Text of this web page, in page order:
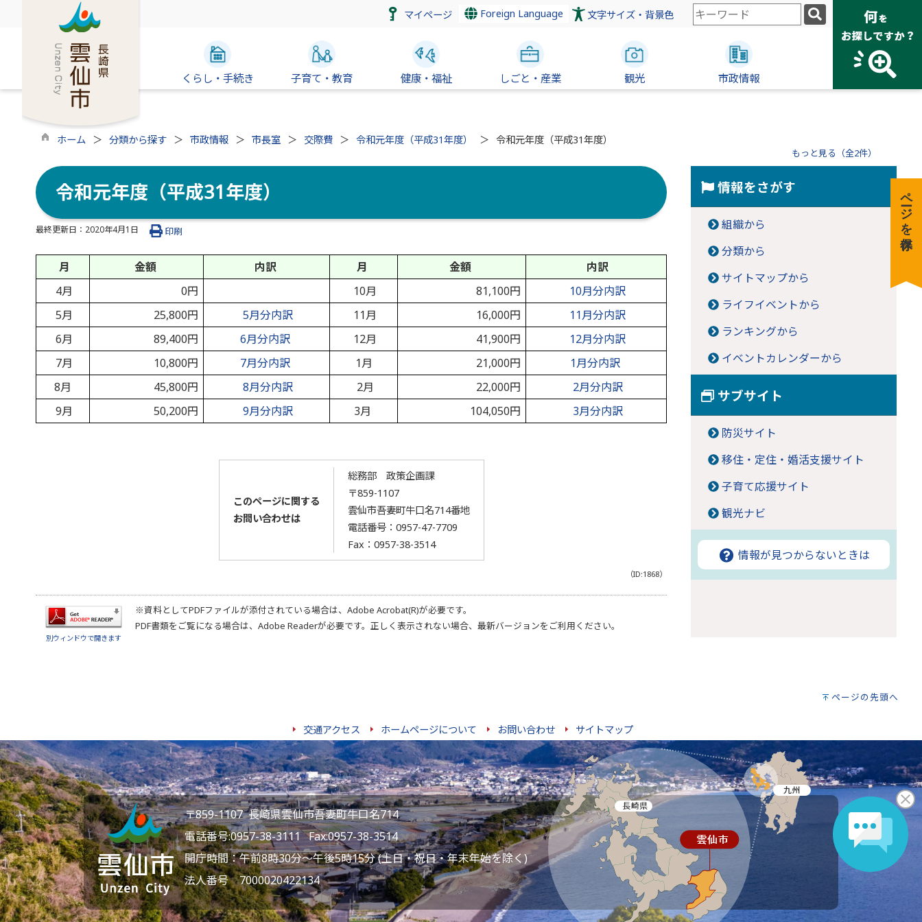
マイページ Foreign Language 文字サイズ・背景色
検
索
ー
くらし・手続き 子育て・教育 健康・福祉 しごと・産業 観光 市政情報
ホーム 分類から探す 市政情報 市長室 交際費 令和元年度（平成31年度） 令和元年度（平成31年度）
もっと見る（全2件）
令和元年度（平成31年度）
最終更新日： 2020年4月1日 印刷
月 金額 内訳 月 金額
内訳
4月
0円 10月 81,100円
10月分内訳
5月
25,800円 5月分内訳 11月 16,000円
11月分内訳
6月
89,400円 6月分内訳 12月 41,900円
12月分内訳
7月
10,800円 7月分内訳 1月 21,000円
1月分内訳
8月
45,800円 8月分内訳 2月 22,000円
2月分内訳
9月
50,200円 9月分内訳 3月 104,050円 3月分内訳
このページに関する
お問い合わせは
総務部 政策企画課
〒859-1107
雲仙市吾妻町牛口名714番地
電話番号： 0957-47-7709
Fax：0957-38-3514
（ID:1868）
別ウィンドウで開きます
※資料としてPDFファイルが添付されている場合は、 Adobe Acrobat(R)が必要です。
PDF書類をご覧になる場合は、 Adobe Readerが必要です。正しく表示されない場合、最新バージョンをご利用ください。
情報をさがす
組織から
分類から
サイトマップから
ライフイベントから
ランキングから
イベントカレンダーから
サブサイト
防災サイト
移住・定住・婚活支援サイト
子育て応援サイト
観光ナビ
情報が見つからないときは
ページの先頭へ
交通アクセス ホームページについて お問い合わせ サイトマップ
〒859-1107 長崎県雲仙市吾妻町牛口名714
電話番号:0957-38-3111Fax:0957-38-3514
開庁時間：午前8時30分～午後5時15分 (土日・祝日・年末年始を除く)
法人番号 7000020422134
ページを保存